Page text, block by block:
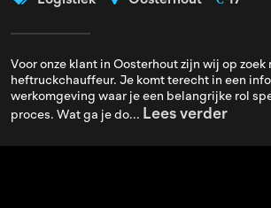
Voor onze klant in Oosterhout zijn wij op zoek
heftruckchauffeur. Je komt terecht in een
werkomgeving waar je een belangrijke rol
proces. Wat ga je do... Lees verder